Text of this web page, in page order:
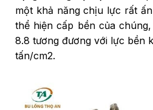
một khả năng chịu lực rất
thể hiện cấp bền của
8.8 tương đương với lực bền
tấn/cm2.